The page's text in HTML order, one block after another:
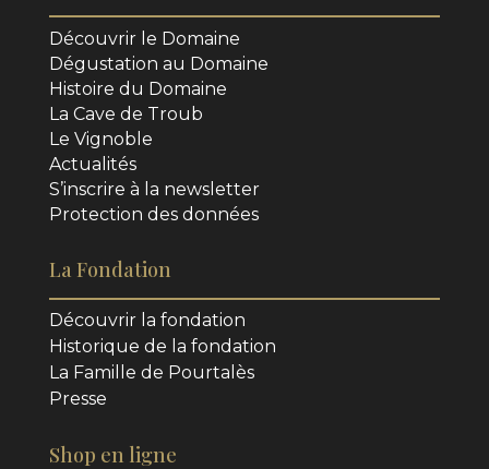
Découvrir le Domaine
Dégustation au Domaine
Histoire du Domaine
La Cave de Troub
Le Vignoble
Actualités
S’inscrire à la newsletter
Protection des données
La Fondation
Découvrir la fondation
Historique de la fondation
La Famille de Pourtalès
Presse
Shop en ligne